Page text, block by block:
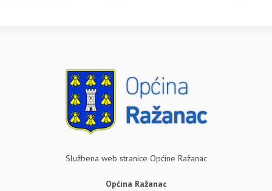
Službena web stranice Općine Ražanac
Općina Ražanac